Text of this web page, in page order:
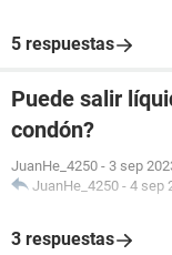
5 respuestas
Puede salir
condón?
JuanHe_4250 - 3 sep
JuanHe_4250 - 4 sep
3 respuestas